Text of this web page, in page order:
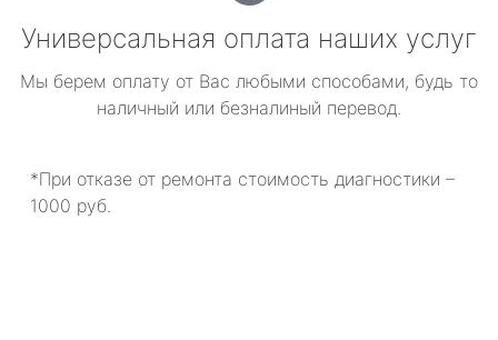
Универсальная оплата наших услуг
Мы берем оплату от Вас любыми способами, будь то
наличный или безналиный перевод.
*При отказе от ремонта стоимость диагностики –
1000 руб.